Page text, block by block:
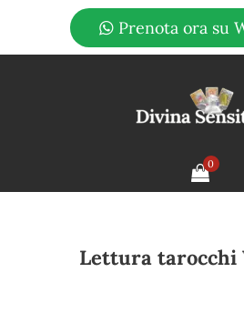
Prenota ora su
0
Lettura tarocchi